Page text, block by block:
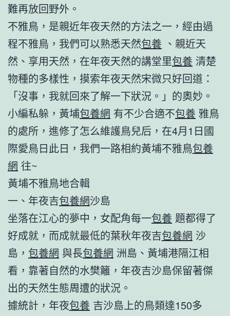
難再放回野外。
不雅鳥，是親近年夜天然的方法之一，經由過
程不雅鳥，我們可以熟悉天然包養 、親近天
然、享用天然，在年夜天然的講堂里包養 清楚
物種的多樣性，摸索年夜天然宋微只好回道：
「沒事，我就回來了解一下狀況。」的奧妙。
小編私躲，黃埔包養網 有不少合適不包養 雅鳥
的處所，進修了怎么維護鳥兒后，在4月1日國
際愛鳥日此日，我們一路相約黃埔不雅鳥包養
網 往~
黃埔不雅鳥地合輯
一、年夜吉包養網沙島
坐落在江心的夢中，女配角每一包養 題都得了
好成就，而成就最低的葉秋年夜吉包養網 沙
島， 包養網 與長包養網 洲島、黃埔港隔江相
看，靠著自然的水樊籬，年夜吉沙島保留著傑
出的天然生態周遭的狀況。
據統計，年夜包養 吉沙島上的鳥類達150多